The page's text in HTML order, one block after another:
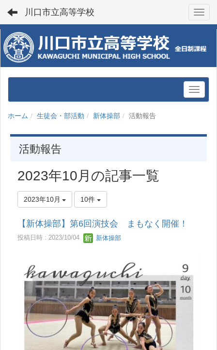
川口市立高等学校
ホーム 生徒会・部活動 新体操部 活動報告
活動報告
2023年10月の記事一覧
2023年10月 10件
【新体操部】第6回演技会 まもなく開催！
投稿日時 : 2023/10/04 新体操部